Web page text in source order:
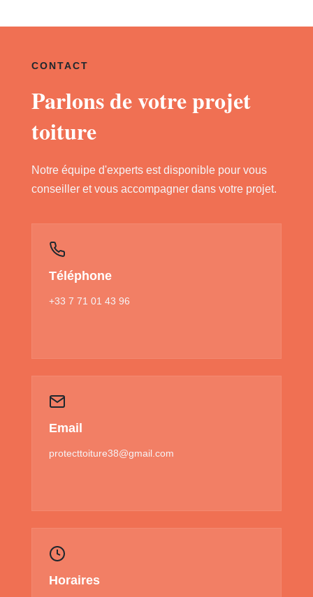
CONTACT
Parlons de votre projet
toiture
Notre équipe d'experts est disponible pour vous
conseiller et vous accompagner dans votre projet.
Téléphone
+33 7 71 01 43 96
Email
protecttoiture38@gmail.com
Horaires